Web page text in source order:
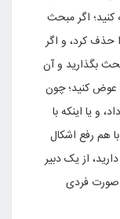
کنید؛ اگر مبحث
حذف کرد، و اگر
بگذارید و آن
عوض کنید؛ چون
و یا اینکه با
هم رفع اشکال
از یک دبیر
صورت فردی